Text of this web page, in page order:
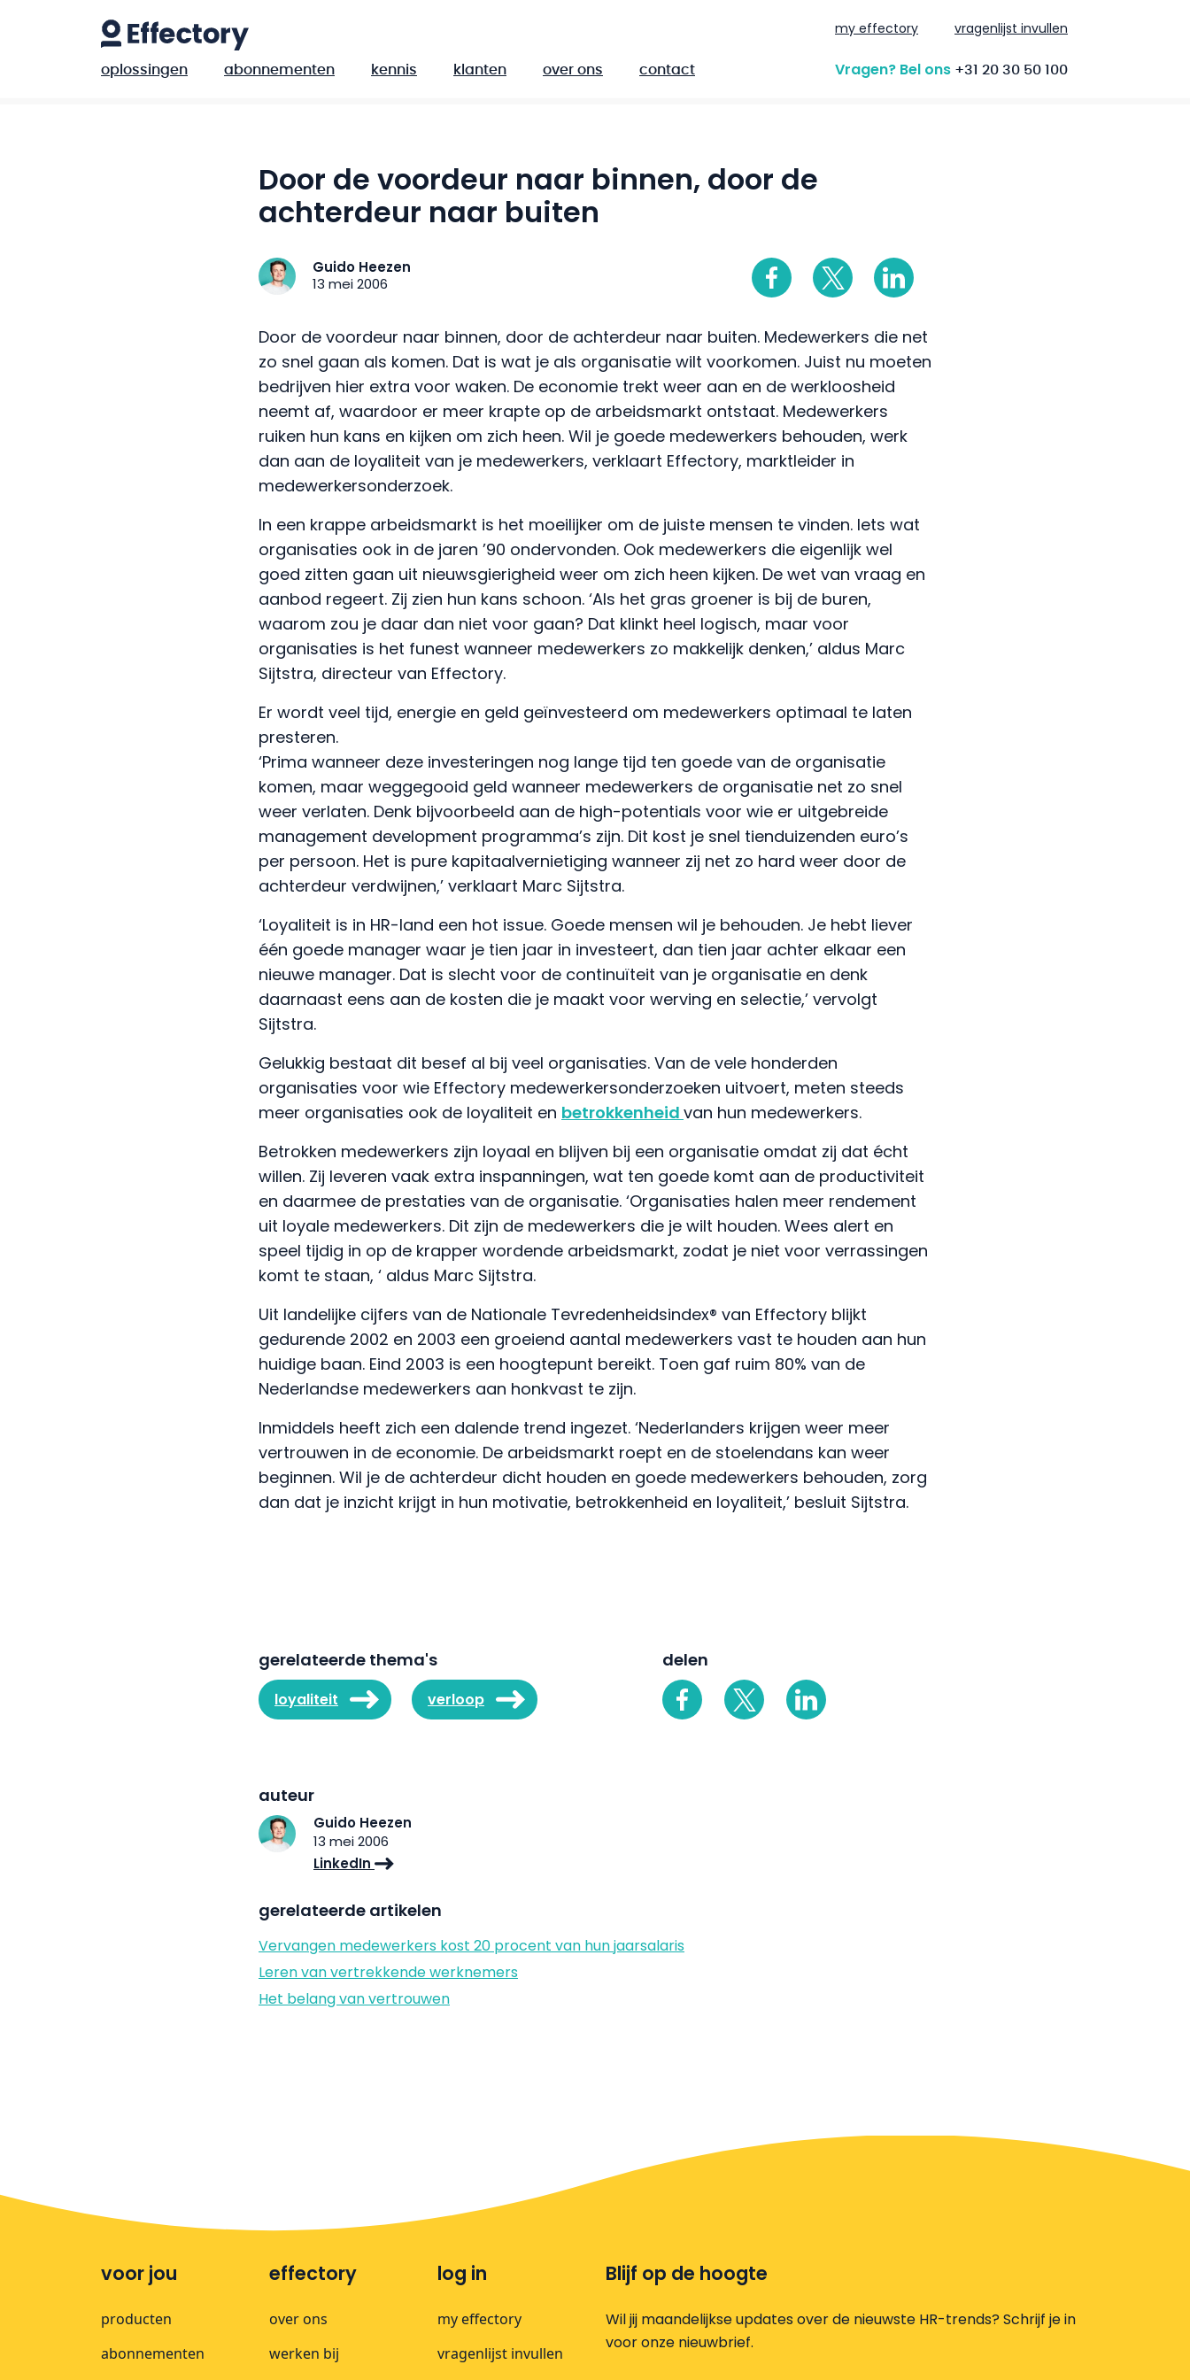
my effectory vragenlijst invullen
oplossingen abonnementen kennis klanten over ons contact Vragen? Bel ons +31 20 30 50 100
Door de voordeur naar binnen, door de
achterdeur naar buiten
Guido Heezen
13 mei 2006
Door de voordeur naar binnen, door de achterdeur naar buiten. Medewerkers die net
zo snel gaan als komen. Dat is wat je als organisatie wilt voorkomen. Juist nu moeten
bedrijven hier extra voor waken. De economie trekt weer aan en de werkloosheid
neemt af, waardoor er meer krapte op de arbeidsmarkt ontstaat. Medewerkers
ruiken hun kans en kijken om zich heen. Wil je goede medewerkers behouden, werk
dan aan de loyaliteit van je medewerkers, verklaart Effectory, marktleider in
medewerkersonderzoek.
In een krappe arbeidsmarkt is het moeilijker om de juiste mensen te vinden. Iets wat
organisaties ook in de jaren ’90 ondervonden. Ook medewerkers die eigenlijk wel
goed zitten gaan uit nieuwsgierigheid weer om zich heen kijken. De wet van vraag en
aanbod regeert. Zij zien hun kans schoon. ‘Als het gras groener is bij de buren,
waarom zou je daar dan niet voor gaan? Dat klinkt heel logisch, maar voor
organisaties is het funest wanneer medewerkers zo makkelijk denken,’ aldus Marc
Sijtstra, directeur van Effectory.
Er wordt veel tijd, energie en geld geïnvesteerd om medewerkers optimaal te laten
presteren.
‘Prima wanneer deze investeringen nog lange tijd ten goede van de organisatie
komen, maar weggegooid geld wanneer medewerkers de organisatie net zo snel
weer verlaten. Denk bijvoorbeeld aan de high-potentials voor wie er uitgebreide
management development programma’s zijn. Dit kost je snel tienduizenden euro’s
per persoon. Het is pure kapitaalvernietiging wanneer zij net zo hard weer door de
achterdeur verdwijnen,’ verklaart Marc Sijtstra.
‘Loyaliteit is in HR-land een hot issue. Goede mensen wil je behouden. Je hebt liever
één goede manager waar je tien jaar in investeert, dan tien jaar achter elkaar een
nieuwe manager. Dat is slecht voor de continuïteit van je organisatie en denk
daarnaast eens aan de kosten die je maakt voor werving en selectie,’ vervolgt
Sijtstra.
Gelukkig bestaat dit besef al bij veel organisaties. Van de vele honderden
organisaties voor wie Effectory medewerkersonderzoeken uitvoert, meten steeds
meer organisaties ook de loyaliteit en betrokkenheid van hun medewerkers.
Betrokken medewerkers zijn loyaal en blijven bij een organisatie omdat zij dat écht
willen. Zij leveren vaak extra inspanningen, wat ten goede komt aan de productiviteit
en daarmee de prestaties van de organisatie. ‘Organisaties halen meer rendement
uit loyale medewerkers. Dit zijn de medewerkers die je wilt houden. Wees alert en
speel tijdig in op de krapper wordende arbeidsmarkt, zodat je niet voor verrassingen
komt te staan, ‘ aldus Marc Sijtstra.
Uit landelijke cijfers van de Nationale Tevredenheidsindex® van Effectory blijkt
gedurende 2002 en 2003 een groeiend aantal medewerkers vast te houden aan hun
huidige baan. Eind 2003 is een hoogtepunt bereikt. Toen gaf ruim 80% van de
Nederlandse medewerkers aan honkvast te zijn.
Inmiddels heeft zich een dalende trend ingezet. ‘Nederlanders krijgen weer meer
vertrouwen in de economie. De arbeidsmarkt roept en de stoelendans kan weer
beginnen. Wil je de achterdeur dicht houden en goede medewerkers behouden, zorg
dan dat je inzicht krijgt in hun motivatie, betrokkenheid en loyaliteit,’ besluit Sijtstra.
gerelateerde thema's
loyaliteit verloop
delen
auteur
Guido Heezen
13 mei 2006
LinkedIn
gerelateerde artikelen
Vervangen medewerkers kost 20 procent van hun jaarsalaris
Leren van vertrekkende werknemers
Het belang van vertrouwen
voor jou
producten
abonnementen
effectory
over ons
werken bij
log in
my effectory
vragenlijst invullen
Blijf op de hoogte
Wil jij maandelijkse updates over de nieuwste HR-trends? Schrijf je in
voor onze nieuwbrief.